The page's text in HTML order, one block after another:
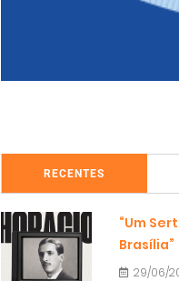
RECENTES
“Um
Brasília”
29/06/